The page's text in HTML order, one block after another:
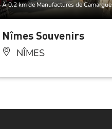
À 0.2 km de Manufactures de Camargue
Nîmes Souvenirs
NÎMES